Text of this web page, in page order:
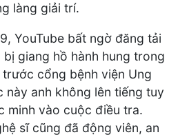
làng giải trí.
YouTube bất ngờ đăng tải
giang hồ hành hung trong
cổng bệnh viện Ung
này anh không lên tiếng tuy
minh vào cuộc điều tra.
sĩ cũng đã động viên, an